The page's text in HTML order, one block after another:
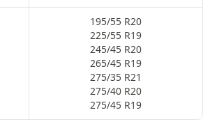
195/55 R20
225/55 R19
245/45 R20
265/45 R19
275/35 R21
275/40 R20
275/45 R19